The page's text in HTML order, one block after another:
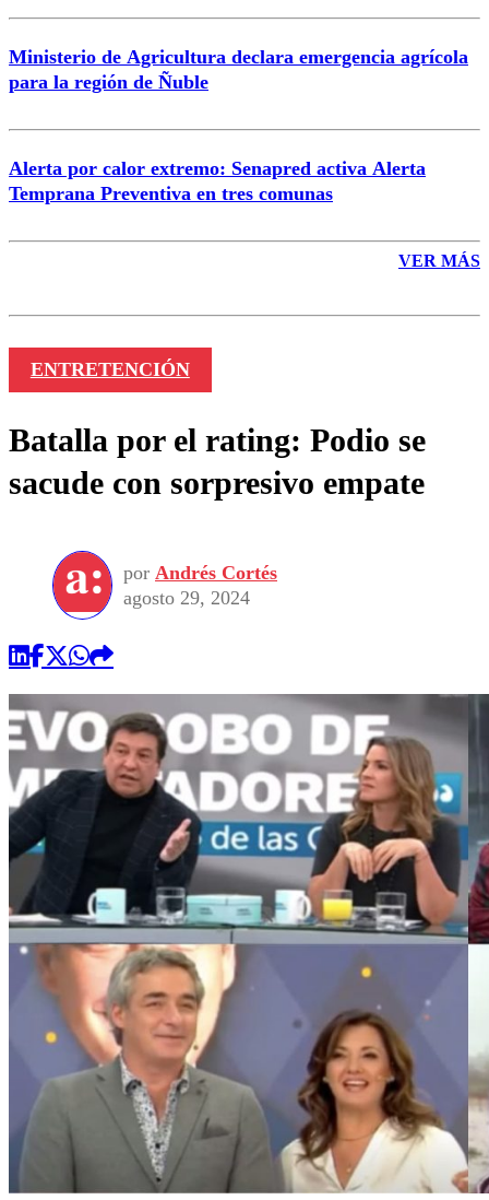
Ministerio de Agricultura declara emergencia agrícola
para la región de Ñuble
Alerta por calor extremo: Senapred activa Alerta
Temprana Preventiva en tres comunas
VER MÁS
ENTRETENCIÓN
Batalla por el rating: Podio se
sacude con sorpresivo empate
por Andrés Cortés
agosto 29, 2024